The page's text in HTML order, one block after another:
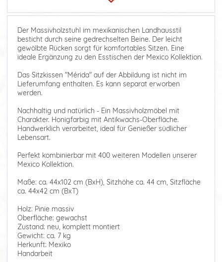
Der Massivholzstuhl im mexikanischen Landhausstil
besticht durch seine gedrechselten Beine. Der leicht
gewölbte Rücken sorgt für komfortables Sitzen. Eine
ideale Ergänzung zu den Esstischen der Mexico Kollektion.
Das Sitzkissen "Mérida" auf der Abbildung ist nicht im
Lieferumfang enthalten. Es kann separat erworben
werden.
Nachhaltig und natürlich - Ein Massivholzmöbel mit
Charakter. Honigfarbig mit Antikwachs-Oberfläche.
Handwerklich verarbeitet, ideal für Genießer südlicher
Lebensart.
Perfekt kombinierbar mit 400 weiteren Modellen unserer
Mexico Kollektion.
Maße: ca. 44x102 cm (BxH), Sitzhöhe ca. 44 cm, Sitzfläche
ca. 44x42 cm (BxT)
Holz: Pinie massiv
Oberfläche: gewachst
Zustand: neu, komplett montiert
Gewicht: ca. 7 kg
Herkunft: Mexiko
Handarbeit